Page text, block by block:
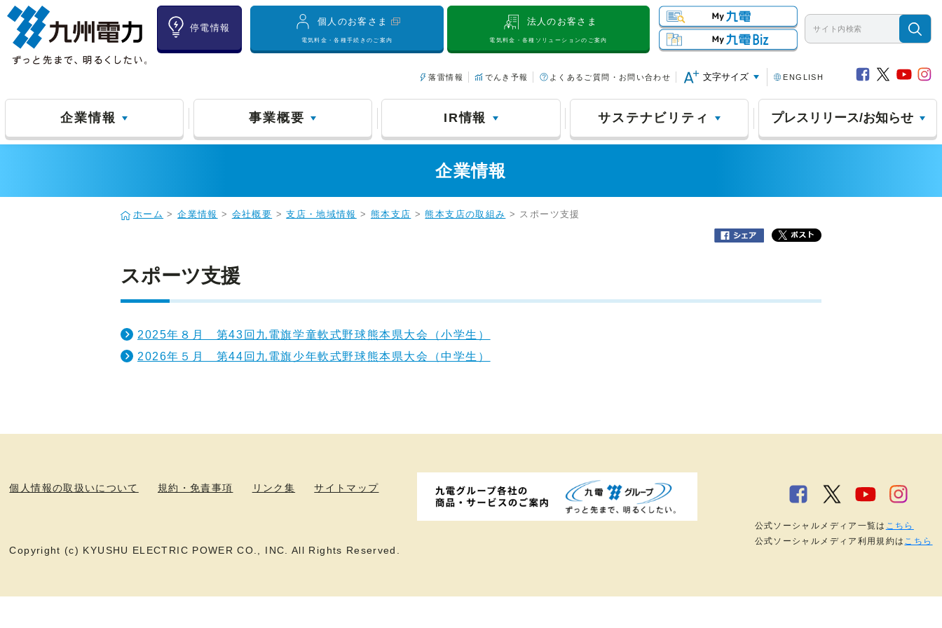
停電情報
個人のお客さま
電気料金・各種手続きのご案内
法人のお客さま
電気料金・各種ソリューションのご案内
落雷情報 でんき予報 よくあるご質問・お問い合わせ 文字サイズ ENGLISH
企業情報 事業概要 IR情報 サステナビリティ プレスリリース/お知らせ
企業情報
ホーム >企業情報 > 会社概要 >支店・地域情報 > 熊本支店 >熊本支店の取組み > スポーツ支援
スポーツ支援
2025年８月 第43回九電旗学童軟式野球熊本県大会（小学生）
2026年５月 第44回九電旗少年軟式野球熊本県大会（中学生）
個人情報の取扱いについて 規約・免責事項 リンク集 サイトマップ
Copyright (c) KYUSHU ELECTRIC POWER CO., INC. All Rights Reserved.
公式ソーシャルメディア一覧は こちら
公式ソーシャルメディア利用規約は こちら